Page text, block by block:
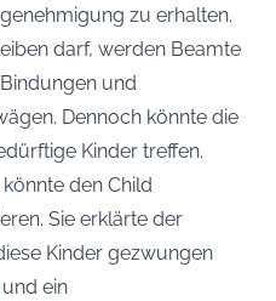
zu erhalten.
darf, werden Beamte
und
Dennoch könnte die
Kinder treffen.
den Child
Sie erklärte der
Kinder gezwungen
ein